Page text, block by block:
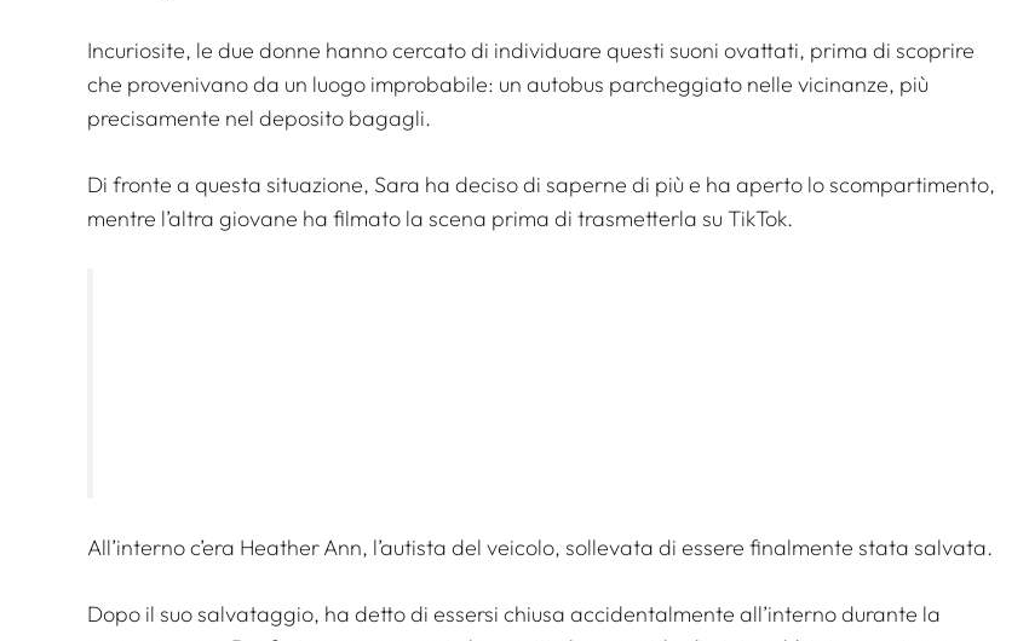
Incuriosite, le due donne hanno cercato di individuare questi suoni ovattati, prima di scoprire
che provenivano da un luogo improbabile: un autobus parcheggiato nelle vicinanze, più
precisamente nel deposito bagagli.
Di fronte a questa situazione, Sara ha deciso di saperne di più e ha aperto lo scompartimento,
mentre l’altra giovane ha filmato la scena prima di trasmetterla su TikTok.
All’interno c’era Heather Ann, l’autista del veicolo, sollevata di essere finalmente stata salvata.
Dopo il suo salvataggio, ha detto di essersi chiusa accidentalmente all’interno durante la